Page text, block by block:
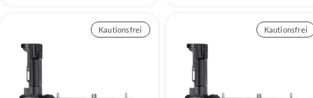
Kautionsfrei Kautionsfrei